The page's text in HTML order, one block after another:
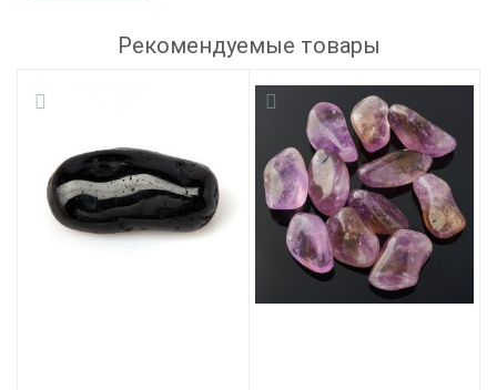
Рекомендуемые товары